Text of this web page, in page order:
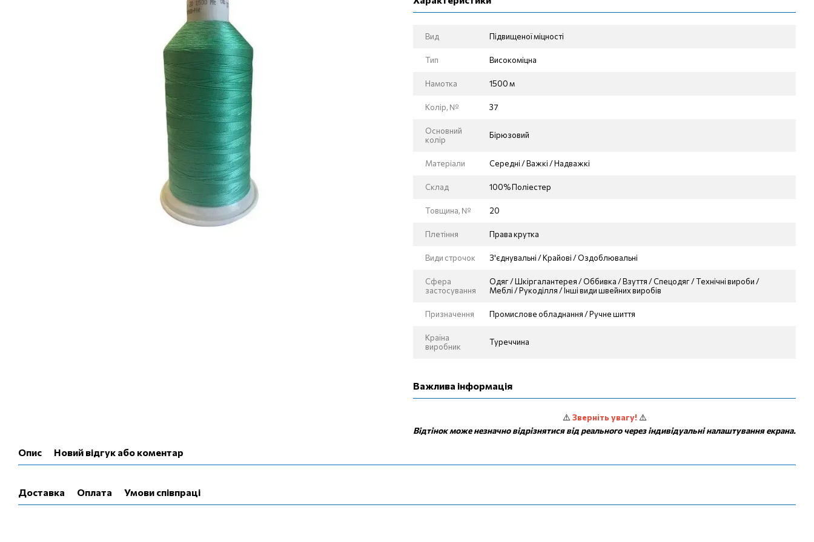
Вид Підвищеної міцності
Тип Високоміцна
Намотка 1500 м
Колір, № 37
Основний
колір
Бірюзовий
Матеріали Середні / Важкі / Надважкі
Склад 100% Поліестер
Товщина, № 20
Плетіння Права крутка
Види строчок З'єднувальні / Крайові / Оздоблювальні
Сфера
застосування
Одяг / Шкіргалантерея / Оббивка / Взуття / Спецодяг / Технічні вироби /
Меблі / Рукоділля / Інші види швейних виробів
Призначення Промислове обладнання / Ручне шиття
Країна
виробник
Туреччина
Важлива інформація
⚠️ Зверніть увагу! ⚠️
Відтінок може незначно відрізнятися від реального через індивідуальні налаштування екрана.
Опис Новий відгук або коментар
Доставка Оплата Умови співпраці